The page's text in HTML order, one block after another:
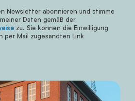
Newsletter abonnieren und stimme
Daten gemäß der
zu. Sie können die Einwilligung
per Mail zugesandten Link